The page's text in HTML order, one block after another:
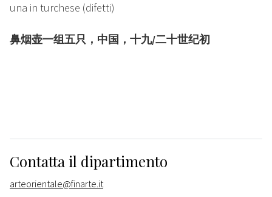
una in turchese (difetti)
鼻烟壶一组五只，中国，十九/二十世纪初
Contatta il dipartimento
arteorientale@finarte.it